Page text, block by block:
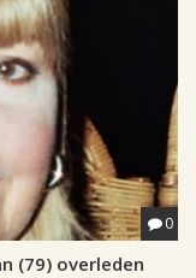
0
(79) overleden